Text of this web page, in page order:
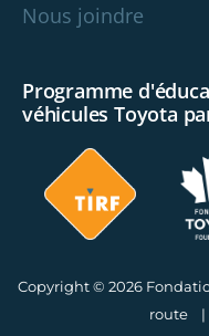
Nous joindre
Programme
véhicules Toyota
Copyright © 2026
route |